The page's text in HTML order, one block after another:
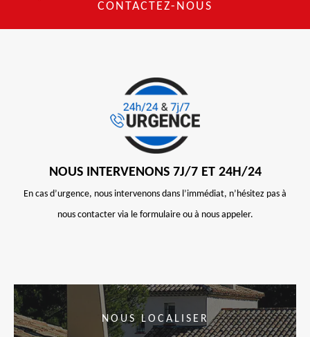
CONTACTEZ-NOUS
NOUS INTERVENONS 7J/7 ET 24H/24
En cas d’urgence, nous intervenons dans l’immédiat, n’hésitez pas à
nous contacter via le formulaire ou à nous appeler.
NOUS LOCALISER